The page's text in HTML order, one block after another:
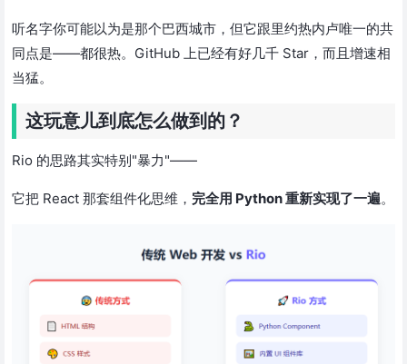
听名字你可能以为是那个巴西城市，但它跟里约热内卢唯一的共
同点是——都很热。GitHub 上已经有好几千 Star，而且增速相
当猛。
这玩意儿到底怎么做到的？
Rio 的思路其实特别"暴力"——
它把 React 那套组件化思维， 完全用 Python 重新实现了一遍。